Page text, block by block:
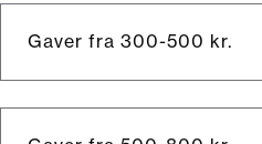
Gaver fra 300-500 kr.